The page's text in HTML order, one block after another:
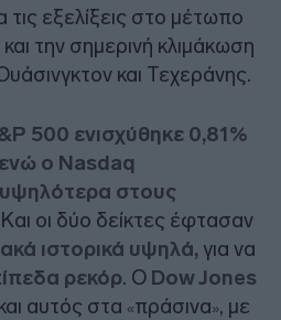
εξελίξεις στο μέτωπο
την σημερινή κλιμάκωση
και Τεχεράνης.
500 ενισχύθηκε 0,81%
ο Nasdaq
στους
Και οι δύο δείκτες έφτασαν
ιστορικά υψηλά, για να
ρεκόρ. Ο Dow Jones
αυτός στα «πράσινα», με